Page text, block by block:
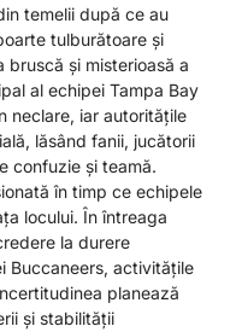
temelii după ce au
tulburătoare și
bruscă și misterioasă a
al echipei Tampa Bay
neclare, iar autoritățile
lăsând fanii, jucătorii
confuzie și teamă.
în timp ce echipele
locului. În întreaga
la durere
Buccaneers, activitățile
planează
și stabilității